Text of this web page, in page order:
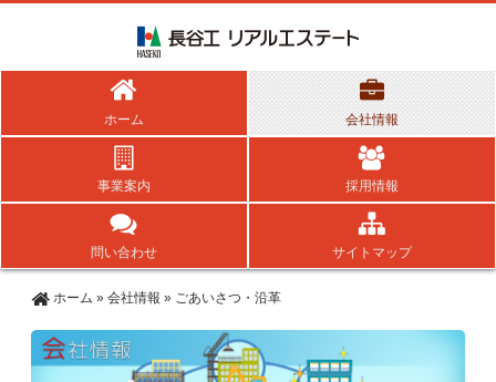
ホーム 会社情報
事業案内 採用情報
問い合わせ サイトマップ
ホーム » 会社情報 » ごあいさつ・沿革